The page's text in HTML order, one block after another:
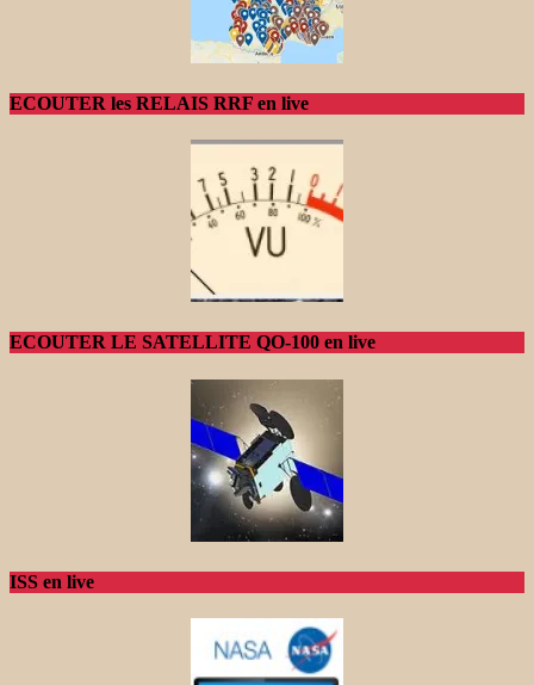
ECOUTER les RELAIS RRF en live
ECOUTER LE SATELLITE QO-100 en live
ISS en live